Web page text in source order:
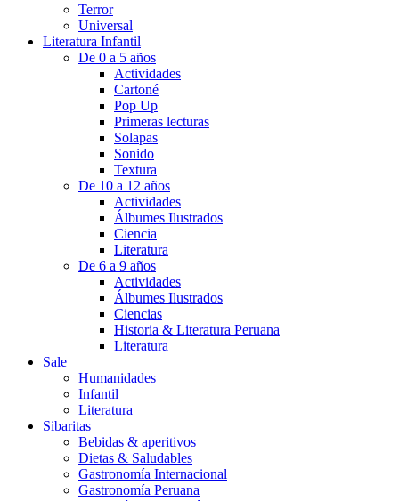
Terror
Universal
Literatura Infantil
De 0 a 5 años
Actividades
Cartoné
Pop Up
Primeras lecturas
Solapas
Sonido
Textura
De 10 a 12 años
Actividades
Álbumes Ilustrados
Ciencia
Literatura
De 6 a 9 años
Actividades
Álbumes Ilustrados
Ciencias
Historia & Literatura Peruana
Literatura
Sale
Humanidades
Infantil
Literatura
Sibaritas
Bebidas & aperitivos
Dietas & Saludables
Gastronomía Internacional
Gastronomía Peruana